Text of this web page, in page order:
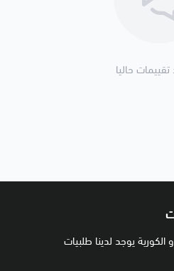
حاليا
الكورية يوجد لدينا طلبيات